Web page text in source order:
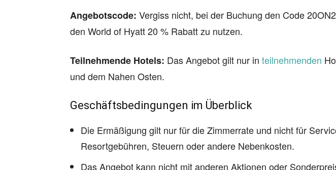
Angebotscode: Vergiss nicht, bei der Buchung den Code
den World of Hyatt 20 % Rabatt zu nutzen.
Teilnehmende Hotels: Das Angebot gilt nur in teilnehmenden
und dem Nahen Osten.
Geschäftsbedingungen im Überblick
Die Ermäßigung gilt nur für die Zimmerrate und nicht für
Resortgebühren, Steuern oder andere Nebenkosten.
Das Angebot kann nicht mit anderen Aktionen oder